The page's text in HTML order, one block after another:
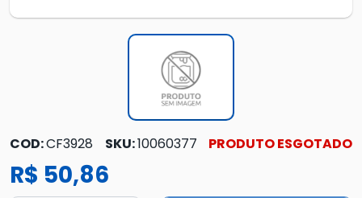
COD:CF3928 SKU:10060377 PRODUTO ESGOTADO
R$ 50,86